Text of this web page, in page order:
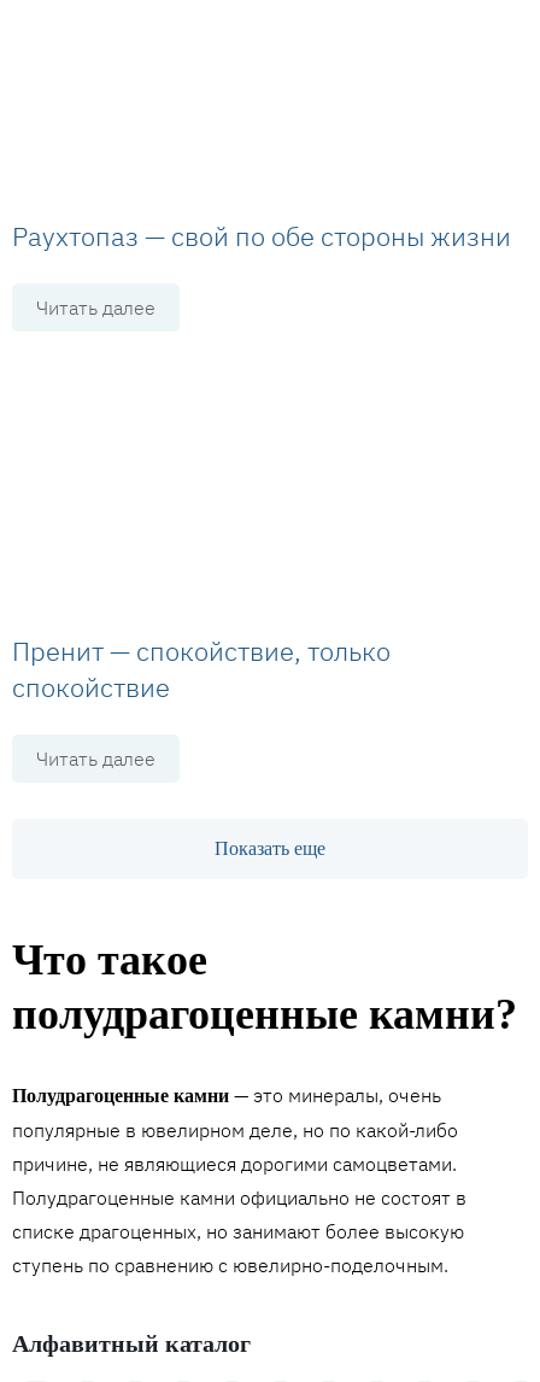
Раухтопаз — свой по обе стороны жизни
Читать далее
Пренит — спокойствие, только
спокойствие
Читать далее
Показать еще
Что такое
полудрагоценные камни?
Полудрагоценные камни — это минералы, очень
популярные в ювелирном деле, но по какой-либо
причине, не являющиеся дорогими самоцветами.
Полудрагоценные камни официально не состоят в
списке драгоценных, но занимают более высокую
ступень по сравнению с ювелирно-поделочным.
Алфавитный каталог